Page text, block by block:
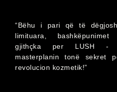
“Bëhu i pari që të
limituara,
gjithçka per LUSH -
masterplanin tonë sekret
revolucion kozmetik!”